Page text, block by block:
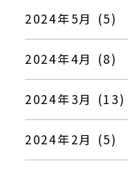
2024年5月 (5)
2024年4月 (8)
2024年3月 (13)
2024年2月 (5)